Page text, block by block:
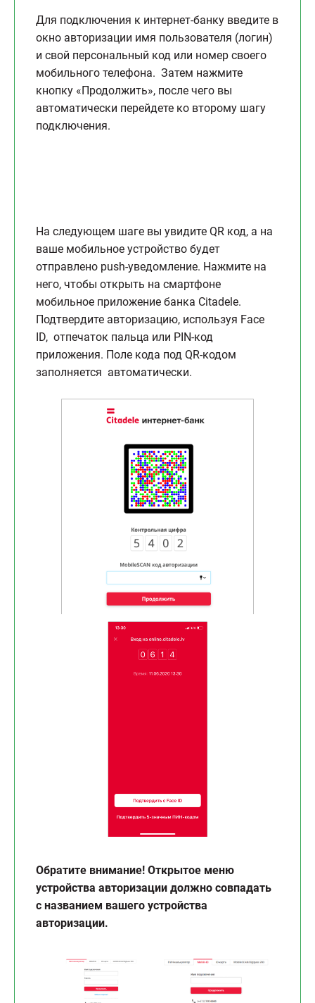
Для подключения к интернет-банку введите в
окно авторизации имя пользователя (логин)
и свой персональный код или номер своего
мобильного телефона. Затем нажмите
кнопку «Продолжить», после чего вы
автоматически перейдете ко второму шагу
подключения.
На следующем шаге вы увидите QR код, а на
ваше мобильное устройство будет
отправлено push-уведомление. Нажмите на
него, чтобы открыть на смартфоне
мобильное приложение банка Citadele.
Подтвердите авторизацию, используя Face
ID, отпечаток пальца или PIN-код
приложения. Поле кода под QR-кодом
заполняется автоматически.
Обратите внимание! Открытое меню
устройства авторизации должно совпадать
с названием вашего устройства
авторизации.